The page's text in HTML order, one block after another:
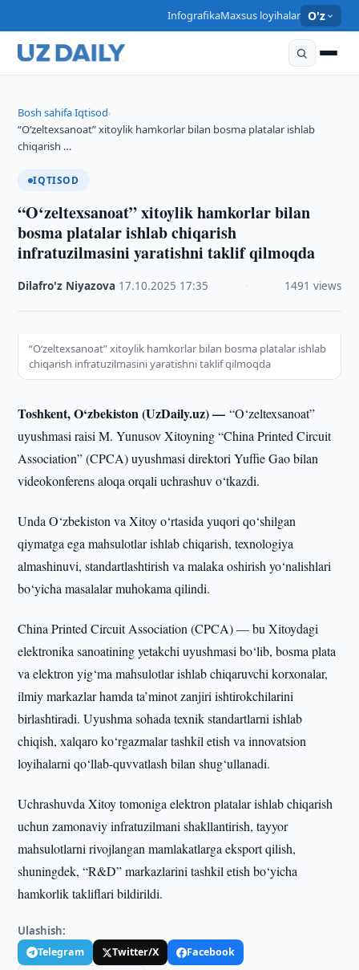
InfografikaMaxsus loyihalar O'z
Bosh sahifa›Iqtisod›
“O‘zeltexsanoat” xitoylik hamkorlar bilan bosma platalar ishlab
chiqarish …
IQTISOD
“O‘zeltexsanoat” xitoylik hamkorlar bilan
bosma platalar ishlab chiqarish
infratuzilmasini yaratishni taklif qilmoqda
Dilafro'z Niyazova 17.10.2025 17:35 1491 views
“O‘zeltexsanoat” xitoylik hamkorlar bilan bosma platalar ishlab
chiqarish infratuzilmasini yaratishni taklif qilmoqda
Toshkent, O‘zbekiston (UzDaily.uz) —“O‘zeltexsanoat”
uyushmasi raisi M. Yunusov Xitoyning “China Printed Circuit
Association” (CPCA) uyushmasi direktori Yuffie Gao bilan
videokonferens aloqa orqali uchrashuv o‘tkazdi.
Unda O‘zbekiston va Xitoy o‘rtasida yuqori qo‘shilgan
qiymatga ega mahsulotlar ishlab chiqarish, texnologiya
almashinuvi, standartlashtirish va malaka oshirish yo‘nalishlari
bo‘yicha masalalar muhokama qilindi.
China Printed Circuit Association (CPCA) — bu Xitoydagi
elektronika sanoatining yetakchi uyushmasi bo‘lib, bosma plata
va elektron yig‘ma mahsulotlar ishlab chiqaruvchi korxonalar,
ilmiy markazlar hamda ta’minot zanjiri ishtirokchilarini
birlashtiradi. Uyushma sohada texnik standartlarni ishlab
chiqish, xalqaro ko‘rgazmalar tashkil etish va innovatsion
loyihalarni qo‘llab-quvvatlash bilan shug‘ullanadi.
Uchrashuvda Xitoy tomoniga elektron platalar ishlab chiqarish
uchun zamonaviy infratuzilmani shakllantirish, tayyor
mahsulotlarni rivojlangan mamlakatlarga eksport qilish,
shuningdek, “R&D” markazlarini tashkil etish bo‘yicha
hamkorlik takliflari bildirildi.
Ulashish:
Telegram Twitter/X
Facebook